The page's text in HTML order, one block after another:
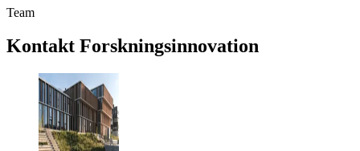
Team
Kontakt Forsknings­innovation